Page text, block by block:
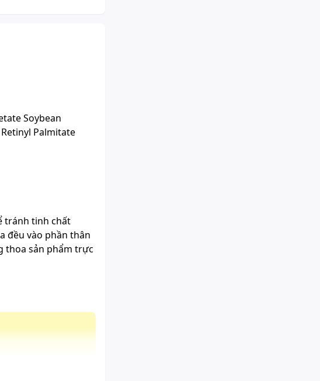
Soybean
Palmitate
tránh tinh chất
đều vào phần thân
thoa sản phẩm trực